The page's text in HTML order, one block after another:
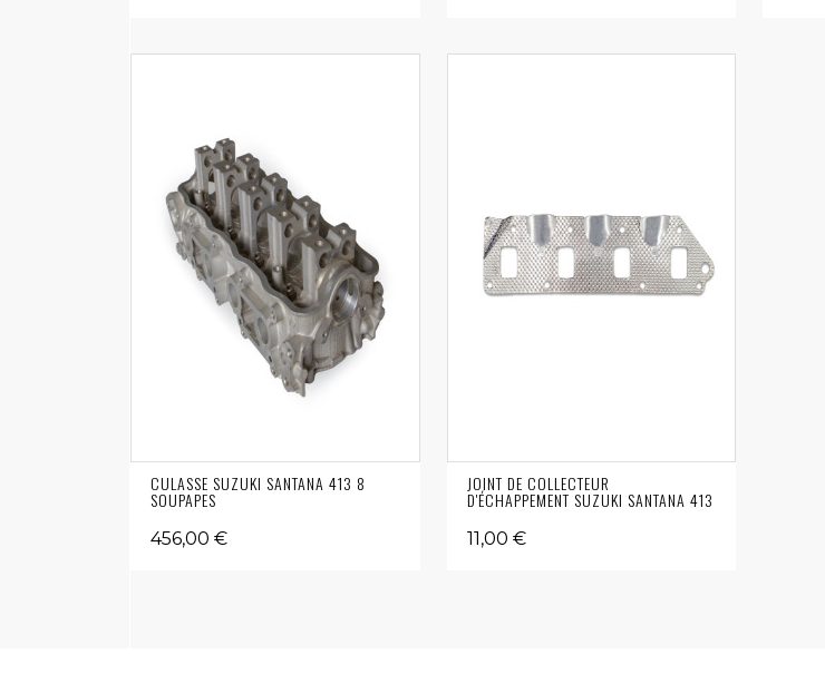
CULASSE SUZUKI SANTANA 413 8
SOUPAPES
456,00 €
JOINT DE COLLECTEUR
D'ÉCHAPPEMENT SUZUKI SANTANA 413
11,00 €